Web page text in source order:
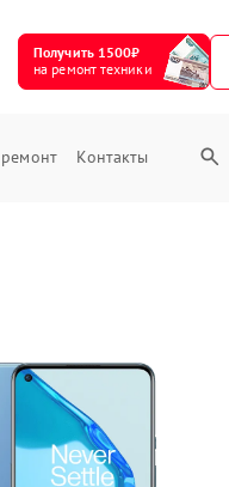
Получить 1500₽
на ремонт техники
Контакты